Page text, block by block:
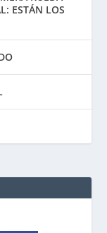
ESTÁN LOS